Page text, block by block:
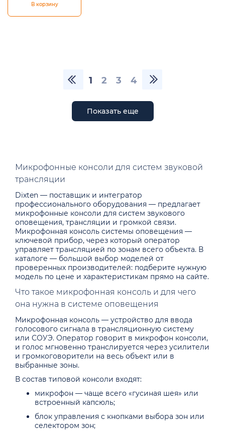
В корзину
1 2 3 4
Показать еще
Микрофонные консоли для систем звуковой
трансляции
Dixten — поставщик и интегратор
профессионального оборудования — предлагает
микрофонные консоли для систем звукового
оповещения, трансляции и громкой связи.
Микрофонная консоль системы оповещения —
ключевой прибор, через который оператор
управляет трансляцией по зонам всего объекта. В
каталоге — большой выбор моделей от
проверенных производителей: подберите нужную
модель по цене и характеристикам прямо на сайте.
Что такое микрофонная консоль и для чего
она нужна в системе оповещения
Микрофонная консоль — устройство для ввода
голосового сигнала в трансляционную систему
или СОУЭ. Оператор говорит в микрофон консоли,
и голос мгновенно транслируется через усилители
и громкоговорители на весь объект или в
выбранные зоны.
В состав типовой консоли входят:
микрофон — чаще всего «гусиная шея» или
встроенный капсюль;
блок управления с кнопками выбора зон или
селектором зон;